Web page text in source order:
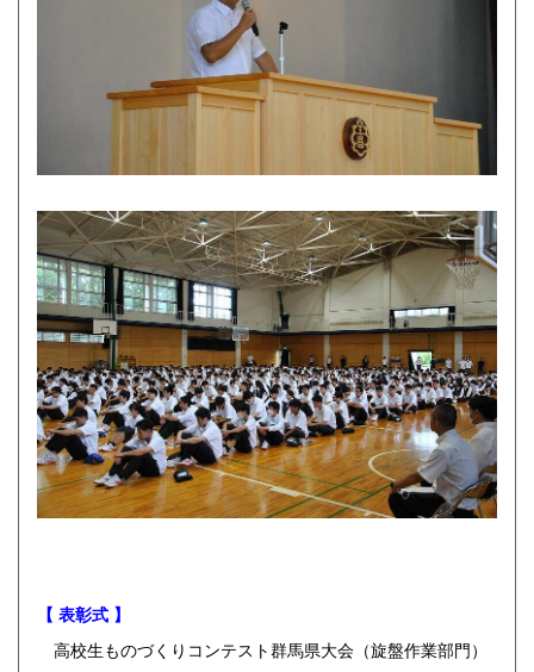
【 表彰式 】
高校生ものづくりコンテスト群馬県大会（旋盤作業部門）